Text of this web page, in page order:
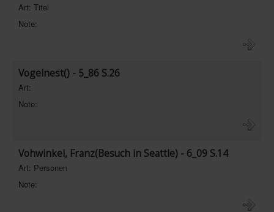
Art: Titel
Note:
Vogelnest() - 5_86 S.26
Art:
Note:
Vohwinkel, Franz(Besuch in Seattle) - 6_09 S.14
Art: Personen
Note: